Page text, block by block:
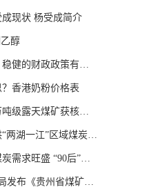
现状 杨受成简介
醇
的财政政策有哪些？
香港奶粉价格表
露天煤矿获核准批复
一江”区域煤炭量增长
旺盛 “90后”矿工坚
贵州省煤矿企业准入标